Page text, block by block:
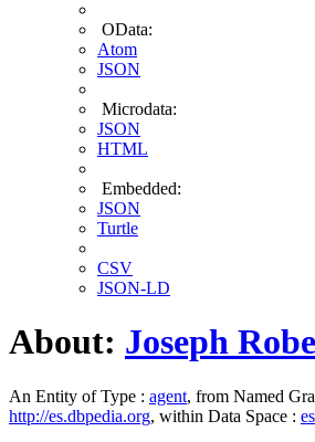
OData:
Atom
JSON
Microdata:
JSON
HTML
Embedded:
JSON
Turtle
CSV
JSON-LD
About: Joseph
An Entity of Type : agent, from Named
http://es.dbpedia.org, within Data Space :